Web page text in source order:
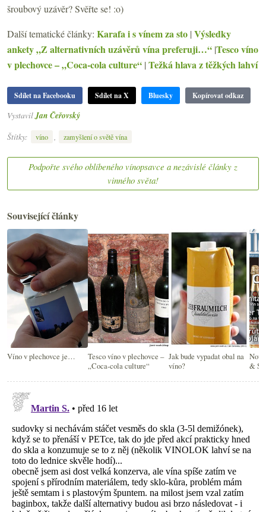
šroubový uzávěr? Svěřte se! :o)
Další tematické články: Karafa i s vínem za sto | Výsledky
ankety „Z alternativních uzávěrů vína preferuji…“ |Tesco víno
v plechovce – „Coca-cola culture“ | Težká hlava z těžkých lahví
Sdílet na Facebooku Sdílet na X Bluesky Kopírovat odkaz
Vystavil Jan Čeřovský
Štítky:
víno , zamyšlení o světě vína
Podpořte svého oblíbeného vínopsavce a nezávislé články z
vinného světa!
Související články
Víno v plechovce je…
Tesco víno v plechovce –
„Coca-cola culture“
Jak bude vypadat obal na
víno?
&